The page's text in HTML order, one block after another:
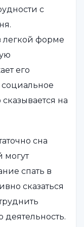
с
легкой форме
его
социальное
на
сна
могут
спать в
сказаться
деятельность.